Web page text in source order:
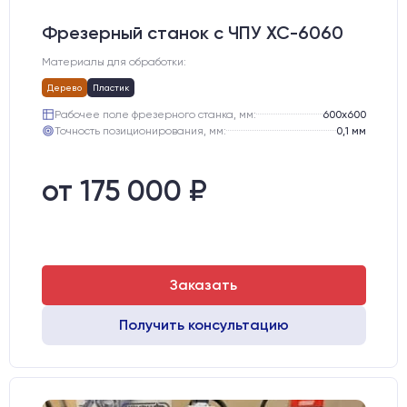
Фрезерный станок с ЧПУ XC-6060
Материалы для обработки:
Дерево Пластик
Рабочее поле фрезерного станка, мм:
600х600
Точность позиционирования, мм:
0,1 мм
от 175 000 ₽
Заказать
Получить консультацию